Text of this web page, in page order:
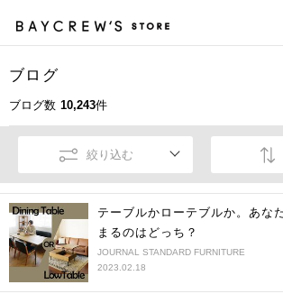
ブログ
ブログ数 10,243件
絞り込む
テーブルかローテブルか。あな
まるのはどっち？
JOURNAL STANDARD FURNITURE
2023.02.18